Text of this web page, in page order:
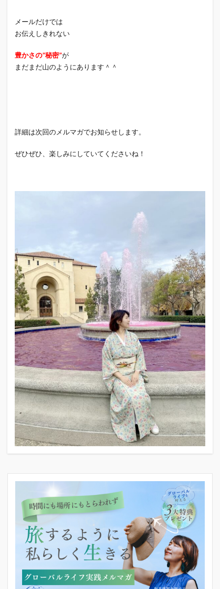
メールだけでは
お伝えしきれない
豊かさの”秘密”が
まだまだ山のようにあります＾＾
詳細は次回のメルマガでお知らせします。
ぜひぜひ、楽しみにしていてくださいね！